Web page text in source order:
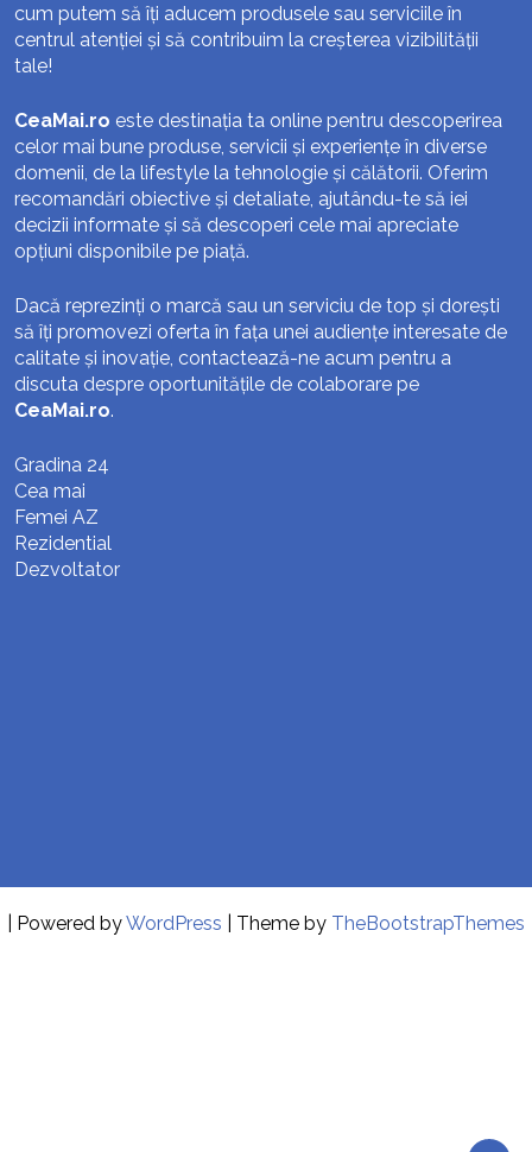
cum putem să îți aducem produsele sau serviciile în
centrul atenției și să contribuim la creșterea vizibilității
tale!
CeaMai.ro este destinația ta online pentru descoperirea
celor mai bune produse, servicii și experiențe în diverse
domenii, de la lifestyle la tehnologie și călătorii. Oferim
recomandări obiective și detaliate, ajutându-te să iei
decizii informate și să descoperi cele mai apreciate
opțiuni disponibile pe piață.
Dacă reprezinți o marcă sau un serviciu de top și dorești
să îți promovezi oferta în fața unei audiențe interesate de
calitate și inovație, contactează-ne acum pentru a
discuta despre oportunitățile de colaborare pe
CeaMai.ro.
Gradina 24
Cea mai
Femei AZ
Rezidential
Dezvoltator
| Powered byWordPress | Theme by TheBootstrapThemes